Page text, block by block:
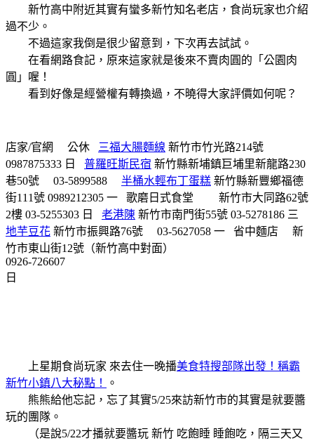
新竹高中附近其實有蠻多新竹知名老店，食尚玩家也介紹
過不少。
不過這家我倒是很少留意到，下次再去試試。
在看網路食記，原來這家就是後來不賣肉圓的「公園肉
圓」喔！
看到好像是經營權有轉換過，不曉得大家評價如何呢？
店家/官網 公休 三福大腸麵線 新竹市竹光路214號
0987875333 日 普羅旺斯民宿 新竹縣新埔鎮巨埔里新龍路230
巷50號
03-5899588 半桶水輕布丁蛋糕 新竹縣新豐鄉福德
街111號 0989212305 一 歌磨日式食堂
新竹市大同路62號
2樓 03-5255303 日 老港陳 新竹市南門街55號 03-5278186 三
地芋豆花 新竹市振興路76號 03-5627058 一 省中麵店
新
竹市東山街12號（新竹高中對面）
0926-726607
日
上星期食尚玩家 來去住一晚播美食特搜部隊出發！稱霸
新竹小鎮八大秘點！
。
熊熊給他忘記，忘了其實5/25來訪新竹市的其實是就要醬
玩的團隊。
（是說5/22才播就要醬玩 新竹 吃飽睡 睡飽吃，隔三天又